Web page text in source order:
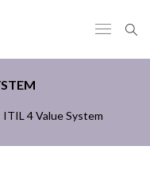
ITIL 4 Value System